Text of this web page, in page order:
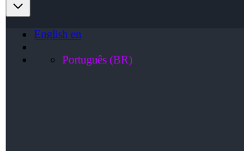
English en
Português (BR)